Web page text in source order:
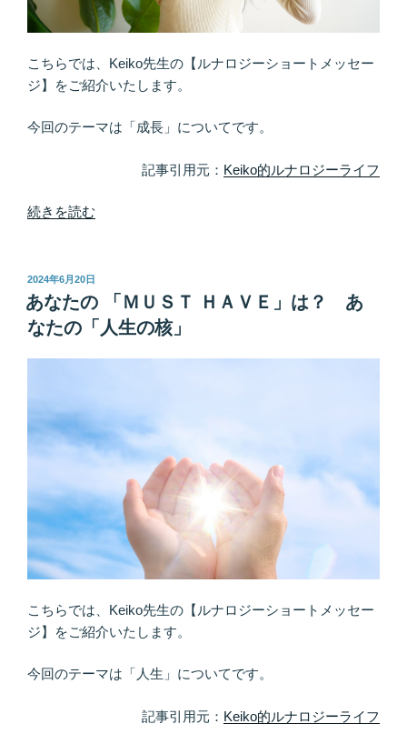
す
ぎ
ず、
高
理
い
の
こちらでは、Keiko先生の【ルナロジーショートメッセー
ジ】をご紹介いたします。
今回のテーマは「成長」についてです。
記事引用元： Keiko的ルナロジーライフ
“風
代
に
相
応
し
て？
楽
し
ん
で
で
き
こ
続きを読む
投
稿
日:
2024年6月20日
あなたの 「ＭＵＳＴ ＨＡＶＥ」は？ あ
なたの「人生の核」
こちらでは、Keiko先生の【ルナロジーショートメッセー
ジ】をご紹介いたします。
今回のテーマは「人生」についてです。
記事引用元： Keiko的ルナロジーライフ